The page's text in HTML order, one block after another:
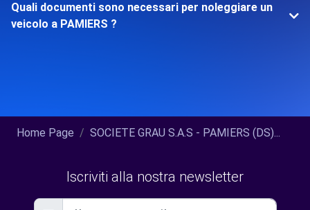
Quali documenti sono necessari per noleggiare un
veicolo a PAMIERS ?
Home Page SOCIETE GRAU S.A.S - PAMIERS (DS)...
Iscriviti alla nostra newsletter